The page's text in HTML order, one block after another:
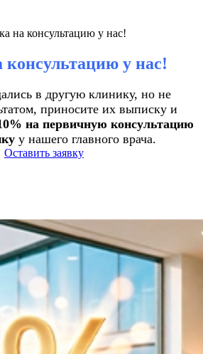
у нас!
в другую клинику, но не
приносите их выписку и
на первичную консультацию
у нашего главного врача.
Оставить заявку